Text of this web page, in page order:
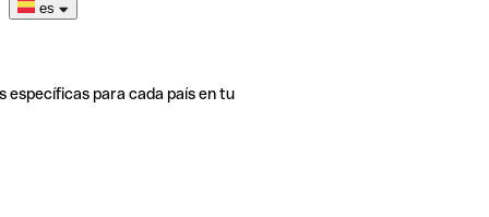
es
específicas para cada país en tu